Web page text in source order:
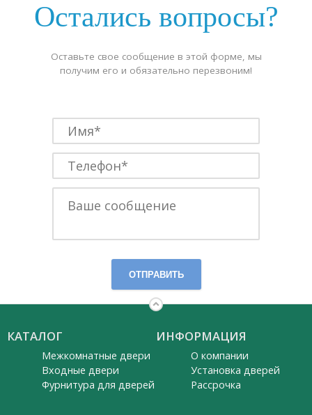
Остались вопросы?
Оставьте свое сообщение в этой форме, мы
получим его и обязательно перезвоним!
ОТПРАВИТЬ
КАТАЛОГ
Межкомнатные двери
Входные двери
Фурнитура для дверей
ИНФОРМАЦИЯ
О компании
Установка дверей
Рассрочка